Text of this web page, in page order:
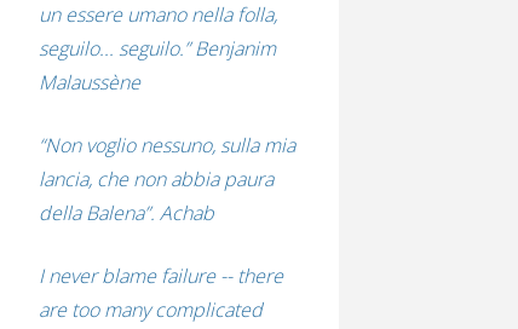
un essere umano nella folla,
seguilo... seguilo.” Benjanim
Malaussène
“Non voglio nessuno, sulla mia
lancia, che non abbia paura
della Balena”. Achab
I never blame failure -- there
are too many complicated